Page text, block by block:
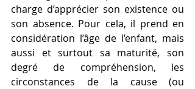
charge d’apprécier son existence ou
son absence. Pour cela, il prend en
considération l’âge de l’enfant, mais
aussi et surtout sa maturité, son
degré de compréhension, les
circonstances de la cause (ou